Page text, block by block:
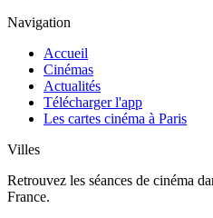
Navigation
Accueil
Cinémas
Actualités
Télécharger l'app
Les cartes cinéma à Paris
Villes
Retrouvez les séances de cinéma
France.